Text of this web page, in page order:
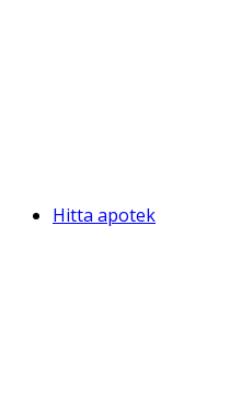
Hitta apotek